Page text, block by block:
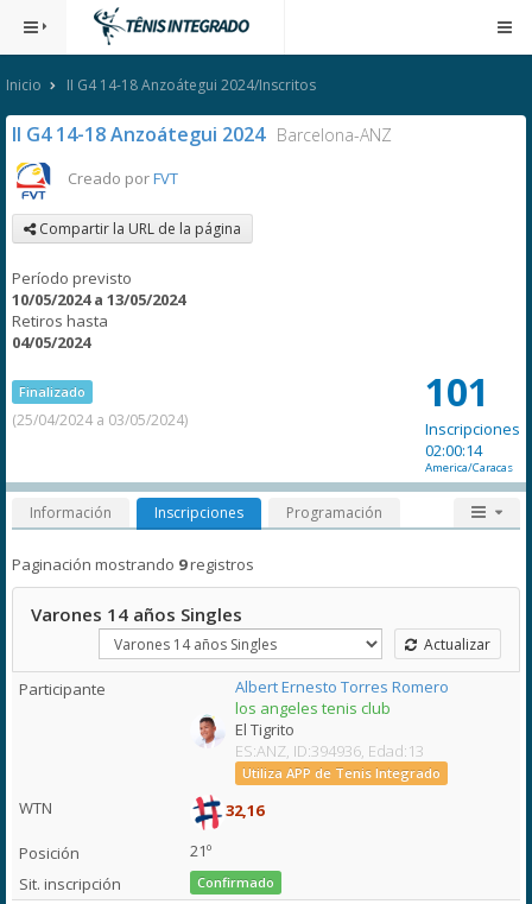
Inicio II G4 14-18 Anzoátegui 2024/Inscritos
II G4 14-18 Anzoátegui 2024 Barcelona-ANZ
Creado porFVT
Compartir la URL de la página
Período previsto
10/05/2024 a 13/05/2024
Retiros hasta
04/05/2024
Finalizado
(25/04/2024 a 03/05/2024)
101
Inscripciones
02:00:14
America/Caracas
Información Inscripciones Programación
Paginación mostrando 9registros
Varones 14 años Singles
Actualizar
Albert Ernesto Torres Romero
los angeles tenis club
El Tigrito
ES:ANZ, ID:394936, Edad:13
Utiliza APP de Tenis Integrado
32,16
21º
Confirmado